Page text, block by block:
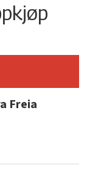
Freia